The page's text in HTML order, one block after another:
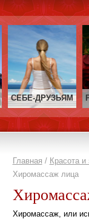
СЕБЕ‑ДРУЗЬЯМ
Главная / Красота
Хиромассаж лица
Хиромассаж, или